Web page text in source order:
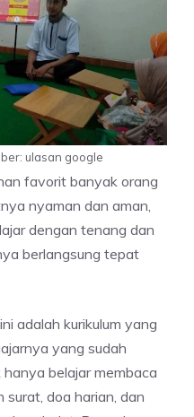
ulasan google
favorit banyak orang
nyaman dan aman,
dengan tenang dan
berlangsung tepat
adalah kurikulum yang
yang sudah
belajar membaca
surat, doa harian, dan